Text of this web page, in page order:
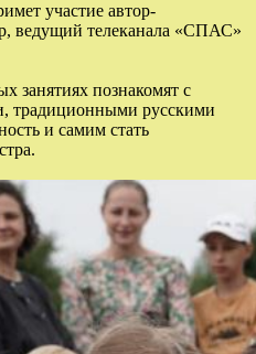
участие автор-
ведущий телеканала «СПАС»
занятиях познакомят с
традиционными русскими
и самим стать